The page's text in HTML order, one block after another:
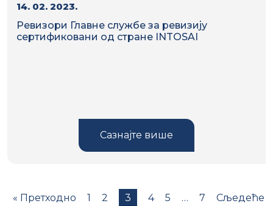
14. 02. 2023.
Ревизори Главне службе за ревизију
сертификовани од стране INTOSAI
Сазнајте више
« Претходно 1 2 3 4 5 … 7
Сљедеће